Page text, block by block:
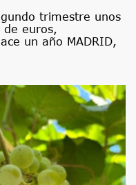
trimestre unos
euros,
un año MADRID,